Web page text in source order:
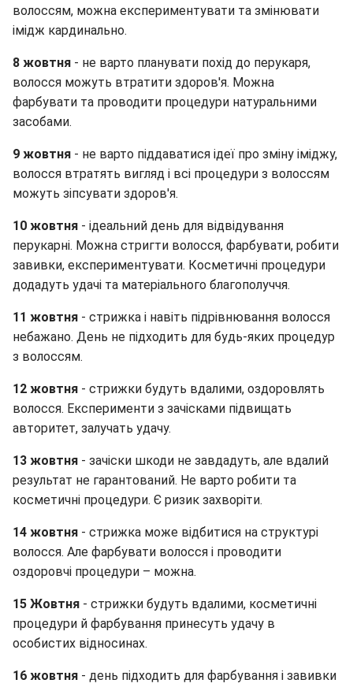
волоссям, можна експериментувати та змінювати
імідж кардинально.
8 жовтня - не варто планувати похід до перукаря,
волосся можуть втратити здоров'я. Можна
фарбувати та проводити процедури натуральними
засобами.
9 жовтня - не варто піддаватися ідеї про зміну іміджу,
волосся втратять вигляд і всі процедури з волоссям
можуть зіпсувати здоров'я.
10 жовтня - ідеальний день для відвідування
перукарні. Можна стригти волосся, фарбувати, робити
завивки, експериментувати. Косметичні процедури
додадуть удачі та матеріального благополуччя.
11 жовтня - стрижка і навіть підрівнювання волосся
небажано. День не підходить для будь-яких процедур
з волоссям.
12 жовтня - стрижки будуть вдалими, оздоровлять
волосся. Експерименти з зачісками підвищать
авторитет, залучать удачу.
13 жовтня - зачіски шкоди не завдадуть, але вдалий
результат не гарантований. Не варто робити та
косметичні процедури. Є ризик захворіти.
14 жовтня - стрижка може відбитися на структурі
волосся. Але фарбувати волосся і проводити
оздоровчі процедури – можна.
15 Жовтня - стрижки будуть вдалими, косметичні
процедури й фарбування принесуть удачу в
особистих відносинах.
16 жовтня - день підходить для фарбування і завивки